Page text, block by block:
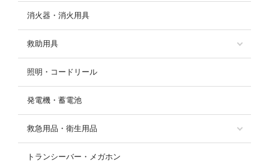
消火器・消火用具
救助用具
照明・コードリール
発電機・蓄電池
救急用品・衛生用品
トランシーバー・メガホン